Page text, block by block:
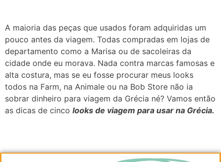
A maioria das peças que usados foram adquiridas um
pouco antes da viagem. Todas compradas em lojas de
departamento como a Marisa ou de sacoleiras da
cidade onde eu morava. Nada contra marcas famosas e
alta costura, mas se eu fosse procurar meus looks
todos na Farm, na Animale ou na Bob Store não ia
sobrar dinheiro para viagem da Grécia né? Vamos então
as dicas de cinco looks de viagem para usar na Grécia.